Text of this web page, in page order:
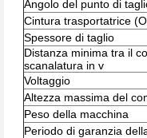
Angolo del punto di
Cintura trasportatrice (
Spessore di taglio
Distanza minima tra il
scanalatura in v
Voltaggio
Altezza massima del
Peso della macchina
Periodo di garanzia